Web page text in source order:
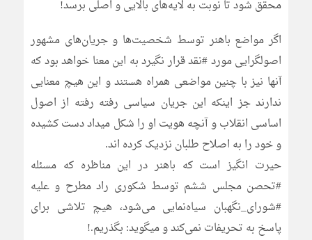
محقق شود تا نوبت به لایه‌های بالایی و اصلی برسد!
اگر مواضع باهنر توسط شخصیت‌ها و جریان‌های مشهور
اصولگرایی مورد #نقد قرار نگیرد به این معنا خواهد بود که
آنها نیز با چنین مواضعی همراه هستند و این هیچ معنایی
ندارند جز اینکه این جریان سیاسی رفته رفته از اصول
اساسی انقلاب و آنچه هویت او را شکل میداد دست کشیده
و خود را به اصلاح طلبان نزدیک کرده اند.
حیرت انگیز است که باهنر در این مناظره که مسئله
#تحصن مجلس ششم توسط شکوری راد مطرح و علیه
#شورای_نگهبان سیاه‌نمایی می‌شود، هیچ تلاشی برای
پاسخ به تحریفات نمی‌کند و میگوید: بگذریم.!